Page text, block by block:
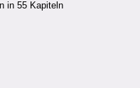
in 55 Kapiteln